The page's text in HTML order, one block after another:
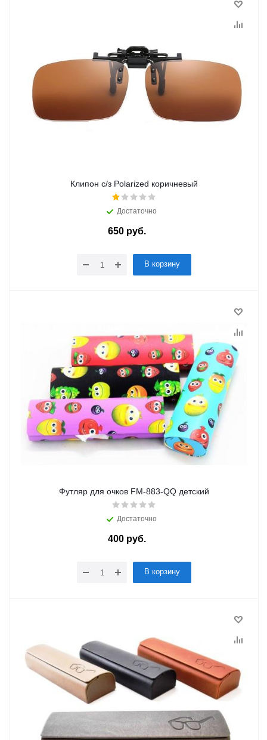
Клипон c/з Polarized коричневый
Достаточно
650руб./шт
В корзину
Футляр для очков FM-883-QQ детский
Достаточно
400руб./шт
В корзину